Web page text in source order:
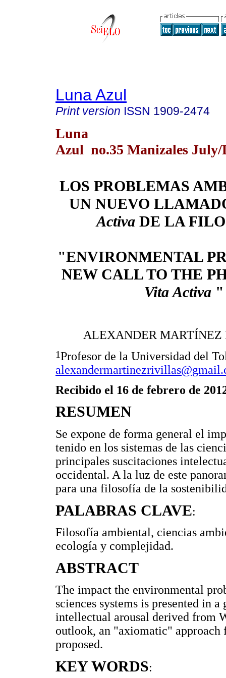
Luna Azul
Print version ISSN 1909-2474
Luna
Azul no.35 Manizales July/
LOS PROBLEMAS
UN NUEVO
Activa DE LA
"ENVIRONMENTAL
NEW CALL TO THE
Vita Activa "
ALEXANDER
1Profesor de la Universidad del
Recibido el 16 de febrero de
RESUMEN
Se expone de forma general el
tenido en los sistemas de las
principales suscitaciones
occidental. A la luz de este
para una filosofía de la
PALABRAS CLAVE:
Filosofía ambiental, ciencias
ecología y complejidad.
ABSTRACT
The impact the environmental
sciences systems is presented in
intellectual arousal derived from
outlook, an "axiomatic"
proposed.
KEY WORDS: